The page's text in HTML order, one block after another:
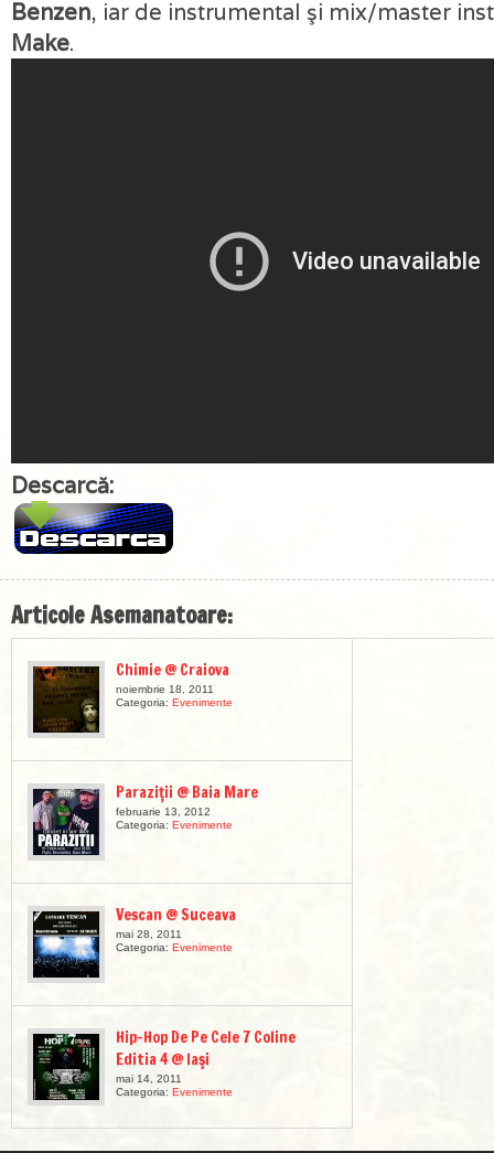
Benzen, iar de instrumental şi mix/master
Make.
Descarcă:
Articole Asemanatoare:
Chimie @ Craiova
noiembrie 18, 2011
Categoria: Evenimente
Paraziții @ Baia Mare
februarie 13, 2012
Categoria: Evenimente
Vescan @ Suceava
mai 28, 2011
Categoria: Evenimente
Hip-Hop De Pe Cele 7 Coline
Editia 4 @ Iaşi
mai 14, 2011
Categoria: Evenimente